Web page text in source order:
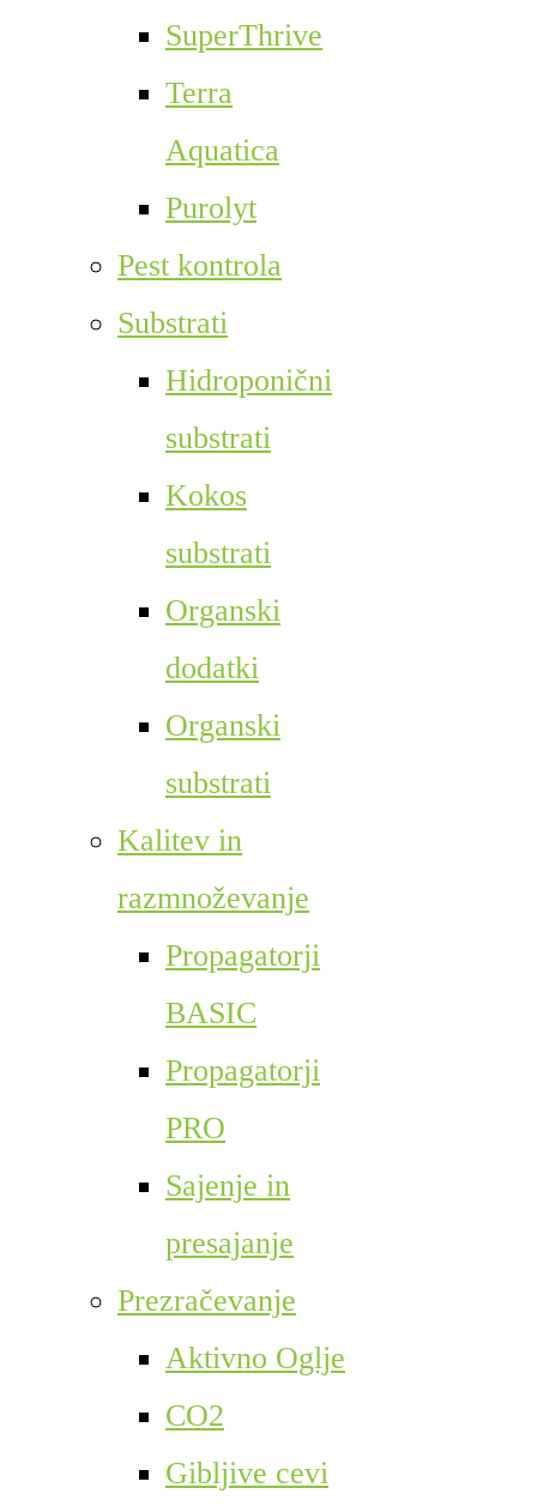
SuperThrive
Terra
Aquatica
Purolyt
Pest kontrola
Substrati
Hidroponični
substrati
Kokos
substrati
Organski
dodatki
Organski
substrati
Kalitev in
razmnoževanje
Propagatorji
BASIC
Propagatorji
PRO
Sajenje in
presajanje
Prezračevanje
Aktivno Oglje
CO2
Gibljive cevi